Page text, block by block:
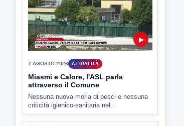
Miasmi e Calore, l'ASL parla
attraverso il Comune
Nessuna nuova moria di pesci e nessuna
criticità igienico-sanitaria nel...
▶